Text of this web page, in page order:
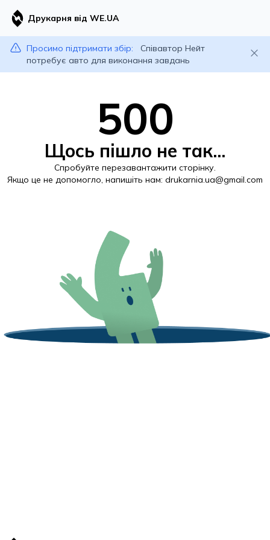
Друкарня від WE.UA
Просимо підтримати збір:
Співавтор Нейт
потребує авто для виконання завдань
500
Щось пішло не так...
Спробуйте перезавантажити сторінку.
Якщо це не допомогло, напишіть нам: drukarnia.ua@gmail.com